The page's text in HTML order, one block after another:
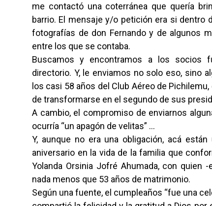
me contactó una coterránea que quería
barrio. El mensaje y/o petición era si dentro
fotografías de don Fernando y de algunos
entre los que se contaba.
Buscamos y encontramos a los socios
directorio. Y, le enviamos no solo eso, sino
los casi 58 años del Club Aéreo de
de transformarse en el segundo de sus
A cambio, el compromiso de enviarnos
ocurría “un apagón de velitas” …
Y, aunque no era una obligación, acá
aniversario en la vida de la familia que
Yolanda Orsinia Jofré Ahumada, con quien
nada menos que 53 años de matrimonio.
Según una fuente, el cumpleaños “fue una